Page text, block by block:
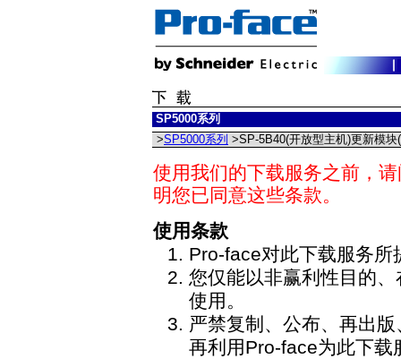
SP5000系列
>SP5000系列 >SP-5B40(开放型主机)更新模块
使用我们的下载服务之前，
明您已同意这些条款。
使用条款
Pro-face对此下载服务
您仅能以非赢利性目的
使用。
严禁复制、公布、再出
再利用Pro-face为此下载